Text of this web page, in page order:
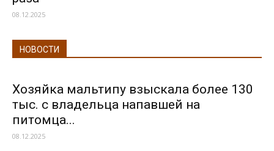
08.12.2025
НОВОСТИ
Хозяйка мальтипу взыскала более 130
тыс. с владельца напавшей на
питомца...
08.12.2025